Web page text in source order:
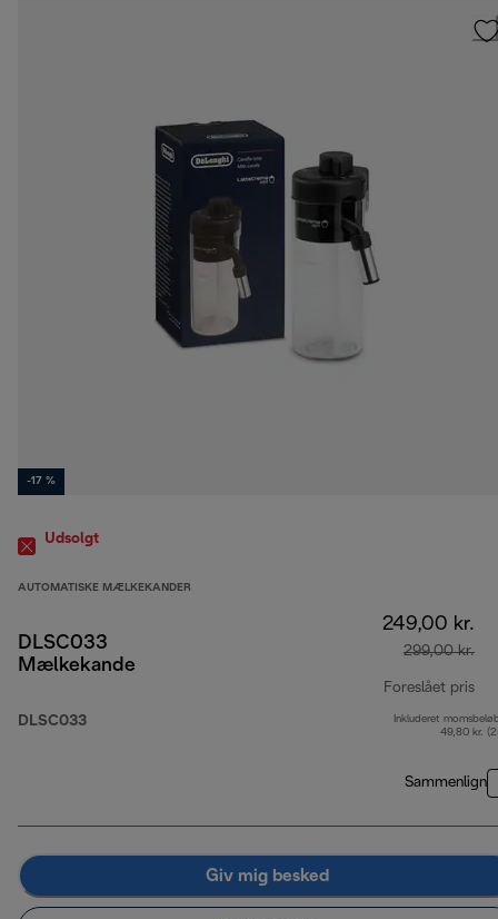
-17 %
Udsolgt
AUTOMATISKE MÆLKEKANDER
DLSC033
Mælkekande
DLSC033
249,00 kr.
299,00 kr.
Foreslået pris
Inkluderet
49,80 kr.
Sammenlign
Giv mig besked